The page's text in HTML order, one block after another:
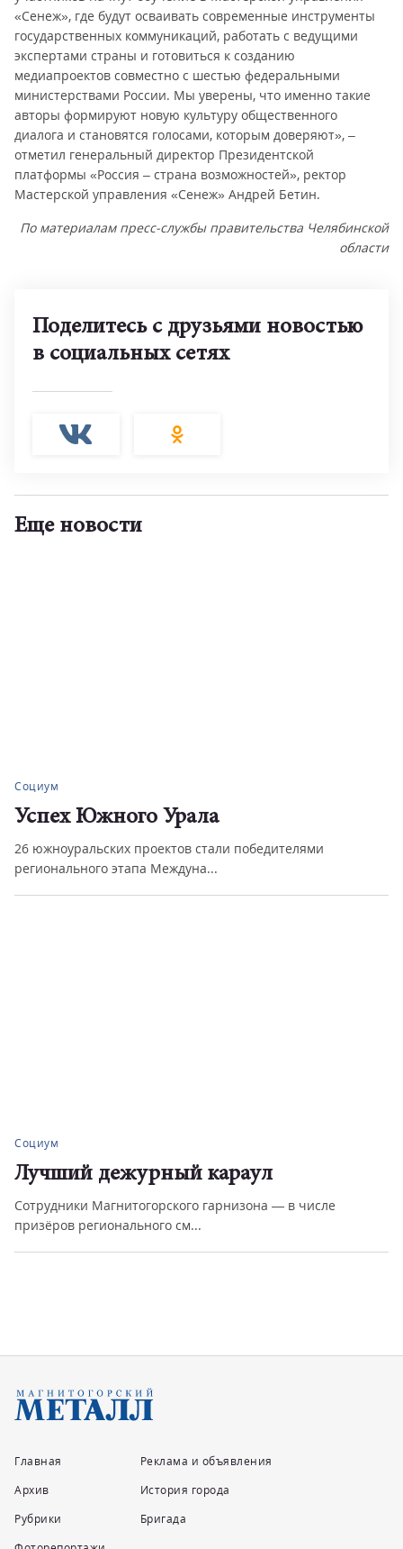
«Сенеж», где будут осваивать современные инструменты
государственных коммуникаций, работать с ведущими
экспертами страны и готовиться к созданию
медиапроектов совместно с шестью федеральными
министерствами России. Мы уверены, что именно такие
авторы формируют новую культуру общественного
диалога и становятся голосами, которым доверяют», –
отметил генеральный директор Президентской
платформы «Россия – страна возможностей», ректор
Мастерской управления «Сенеж» Андрей Бетин.
По материалам пресс-службы правительства Челябинской
области
Поделитесь с друзьями новостью
в социальных сетях
Еще новости
Социум
Успех Южного Урала
26 южноуральских проектов стали победителями
регионального этапа Междуна...
Социум
Лучший дежурный караул
Сотрудники Магнитогорского гарнизона — в числе
призёров регионального см...
Главная
Архив
Рубрики
Реклама и объявления
История города
Бригада